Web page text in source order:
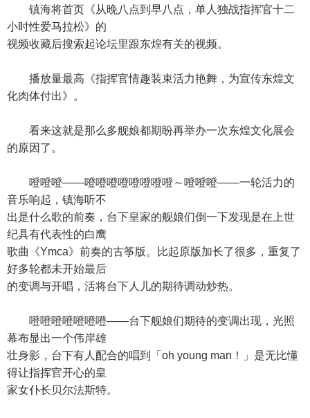
镇海将首页《从晚八点到早八点，单人独战指挥官十二
小时性爱马拉松》的
视频收藏后搜索起论坛里跟东煌有关的视频。
播放量最高《指挥官情趣装束活力艳舞，为宣传东煌文
化肉体付出》。
看来这就是那么多舰娘都期盼再举办一次东煌文化展会
的原因了。
噔噔噔——噔噔噔噔噔噔噔噔～噔噔噔——一轮活力的
音乐响起，镇海听不
出是什么歌的前奏，台下皇家的舰娘们倒一下发现是在上世
纪具有代表性的白鹰
歌曲《Ymca》前奏的古筝版。比起原版加长了很多，重复了
好多轮都未开始最后
的变调与开唱，活将台下人儿的期待调动炒热。
噔噔噔噔噔噔噔——台下舰娘们期待的变调出现，光照
幕布显出一个伟岸雄
壮身影，台下有人配合的唱到「oh young man！」是无比懂
得让指挥官开心的皇
家女仆长贝尔法斯特。